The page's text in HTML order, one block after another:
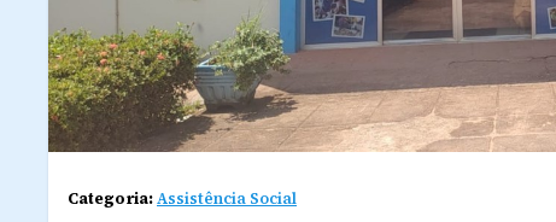
Categoria:Assistência Social